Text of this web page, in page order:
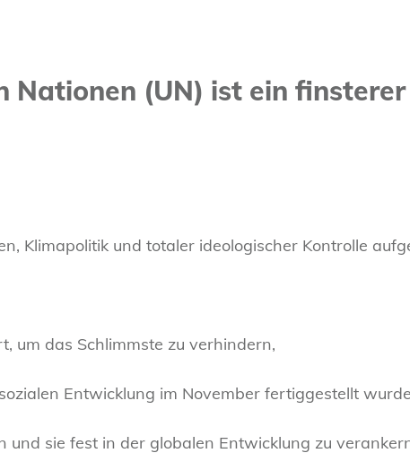
Nationen (UN) ist ein finsterer
Klimapolitik und totaler ideologischer Kontrolle
um das Schlimmste zu verhindern,
Entwicklung im November fertiggestellt
und sie fest in der globalen Entwicklung zu